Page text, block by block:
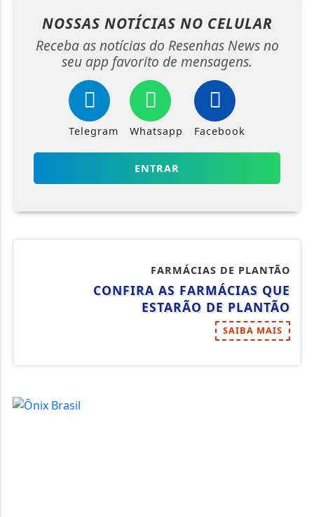
NOSSAS NOTÍCIAS NO CELULAR
Receba as notícias do Resenhas News no
seu app favorito de mensagens.
Telegram Whatsapp Facebook
ENTRAR
FARMÁCIAS DE PLANTÃO
CONFIRA AS FARMÁCIAS QUE
ESTARÃO DE PLANTÃO
SAIBA MAIS